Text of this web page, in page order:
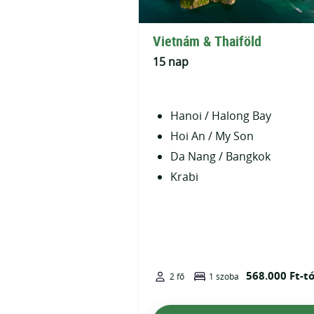
Vietnám & Thaiföld
15 nap
Hanoi / Halong Bay
Hoi An / My Son
Da Nang / Bangkok
Krabi
2 fő 1 szoba 568.000 Ft-